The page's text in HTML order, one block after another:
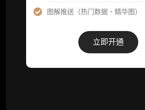
图解推送（热门数据、精华图）
立即开通
会员周报（一周精华高效吸收）
解锁本会员权限的栏目历史内容
词库（支持报告内术语悬浮释义）